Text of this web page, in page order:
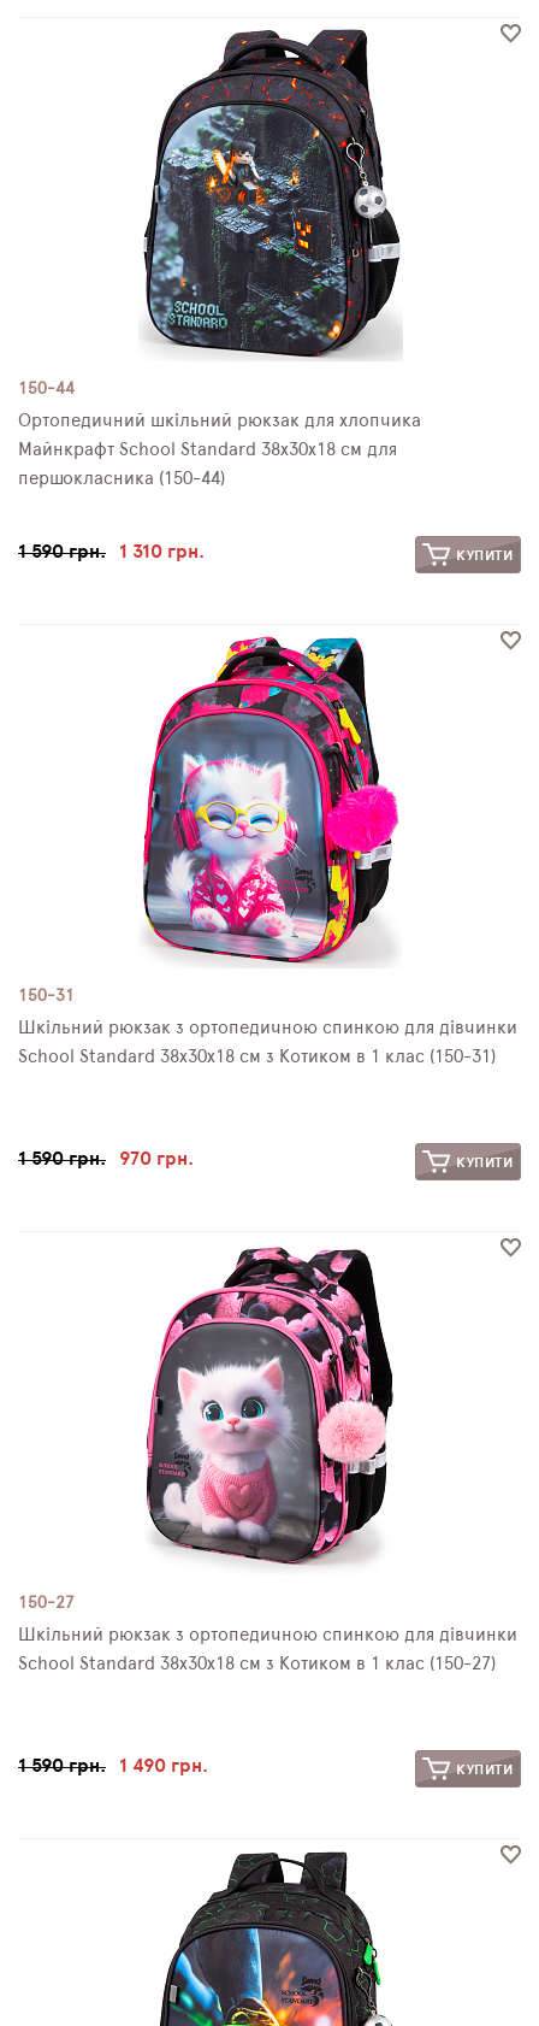
150-44
Ортопедичний шкільний рюкзак для хлопчика
Майнкрафт School Standard 38х30х18 см для
першокласника (150-44)
1 590 грн. 1 310 грн. КУПИТИ
150-31
Шкільний рюкзак з ортопедичною спинкою для дівчинки
School Standard 38х30х18 см з Котиком в 1 клас (150-31)
1 590 грн. 970 грн. КУПИТИ
150-27
Шкільний рюкзак з ортопедичною спинкою для дівчинки
School Standard 38х30х18 см з Котиком в 1 клас (150-27)
1 590 грн. 1 490 грн. КУПИТИ